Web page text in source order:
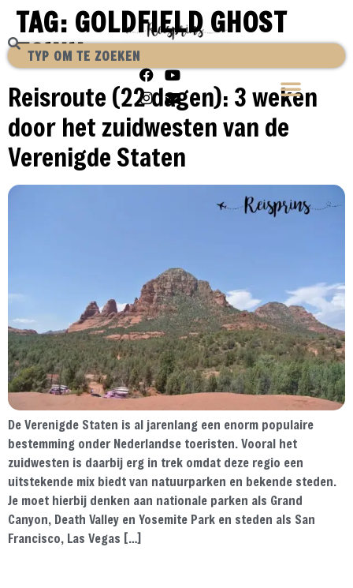
TAG: GOLDFIELD GHOST
TOWN
Reisroute (22 dagen): 3 weken
door het zuidwesten van de
Verenigde Staten
De Verenigde Staten is al jarenlang een enorm populaire
bestemming onder Nederlandse toeristen. Vooral het
zuidwesten is daarbij erg in trek omdat deze regio een
uitstekende mix biedt van natuurparken en bekende steden.
Je moet hierbij denken aan nationale parken als Grand
Canyon, Death Valley en Yosemite Park en steden als San
Francisco, Las Vegas […]